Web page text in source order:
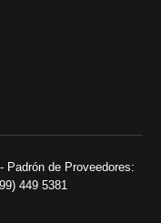
Padrón de Proveedores:
449 5381